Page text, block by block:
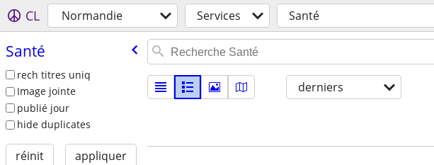
CL Normandie Services Santé
Santé
rech titres uniq
Image jointe
publié jour
hide duplicates
réinit appliquer
derniers